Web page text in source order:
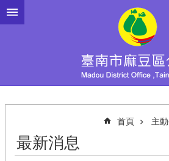
跳到主要內容區塊
首頁 主
最新消息